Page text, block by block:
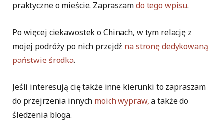
praktyczne o mieście. Zapraszamdo tego wpisu.
Po więcej ciekawostek o Chinach, w tym relację z
mojej podróży po nich przejdź na stronę dedykowaną
państwie środka.
Jeśli interesują cię także inne kierunki to zapraszam
do przejrzenia innych moich wypraw,a także do
śledzenia bloga.